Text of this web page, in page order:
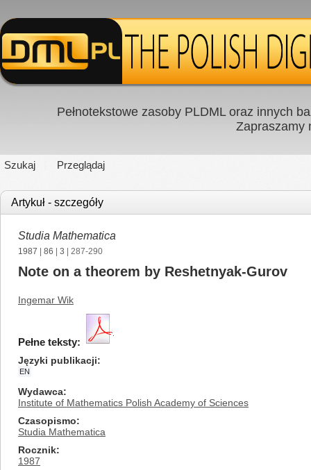
Pełnotekstowe zasoby PLDML oraz innych
Zapraszamy
Szukaj Przeglądaj
Artykuł - szczegóły
Studia Mathematica
1987 86 3 | 287-290
Note on a theorem by Reshetnyak-Gurov
Ingemar Wik
Pełne teksty:
Języki publikacji
EN
Wydawca
Institute of Mathematics Polish Academy of Sciences
Czasopismo
Studia Mathematica
Rocznik
1987